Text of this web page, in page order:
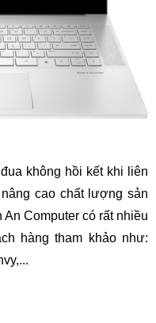
không hồi kết khi liên
cao chất lượng sản
Computer có rất nhiều
hàng tham khảo như: